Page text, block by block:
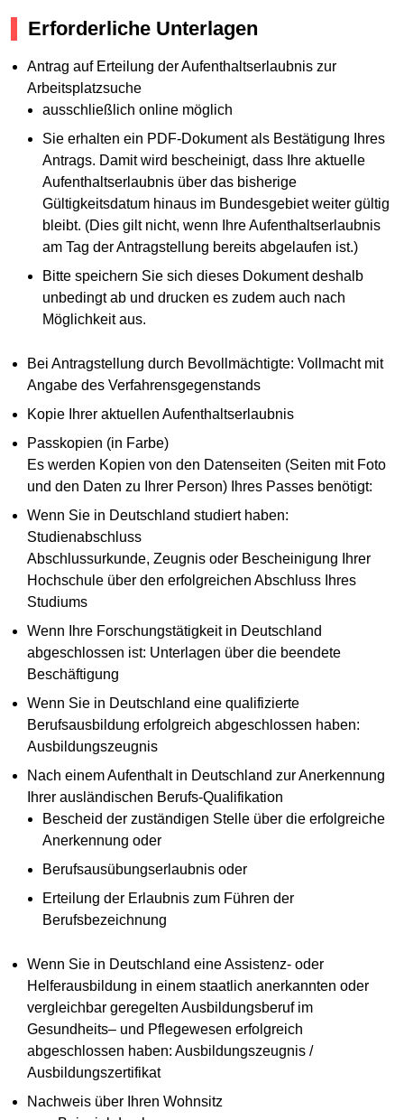
Erforderliche Unterlagen
Antrag auf Erteilung der Aufenthaltserlaubnis zur
Arbeitsplatzsuche
ausschließlich online möglich
Sie erhalten ein PDF-Dokument als Bestätigung Ihres
Antrags. Damit wird bescheinigt, dass Ihre aktuelle
Aufenthaltserlaubnis über das bisherige
Gültigkeitsdatum hinaus im Bundesgebiet weiter gültig
bleibt. (Dies gilt nicht, wenn Ihre Aufenthaltserlaubnis
am Tag der Antragstellung bereits abgelaufen ist.)
Bitte speichern Sie sich dieses Dokument deshalb
unbedingt ab und drucken es zudem auch nach
Möglichkeit aus.
Bei Antragstellung durch Bevollmächtigte: Vollmacht mit
Angabe des Verfahrensgegenstands
Kopie Ihrer aktuellen Aufenthaltserlaubnis
Passkopien (in Farbe)
Es werden Kopien von den Datenseiten (Seiten mit Foto
und den Daten zu Ihrer Person) Ihres Passes benötigt:
Wenn Sie in Deutschland studiert haben:
Studienabschluss
Abschlussurkunde, Zeugnis oder Bescheinigung Ihrer
Hochschule über den erfolgreichen Abschluss Ihres
Studiums
Wenn Ihre Forschungstätigkeit in Deutschland
abgeschlossen ist: Unterlagen über die beendete
Beschäftigung
Wenn Sie in Deutschland eine qualifizierte
Berufsausbildung erfolgreich abgeschlossen haben:
Ausbildungszeugnis
Nach einem Aufenthalt in Deutschland zur Anerkennung
Ihrer ausländischen Berufs-Qualifikation
Bescheid der zuständigen Stelle über die erfolgreiche
Anerkennung oder
Berufsausübungserlaubnis oder
Erteilung der Erlaubnis zum Führen der
Berufsbezeichnung
Wenn Sie in Deutschland eine Assistenz- oder
Helferausbildung in einem staatlich anerkannten oder
vergleichbar geregelten Ausbildungsberuf im
Gesundheits– und Pflegewesen erfolgreich
abgeschlossen haben: Ausbildungszeugnis /
Ausbildungszertifikat
Nachweis über Ihren Wohnsitz